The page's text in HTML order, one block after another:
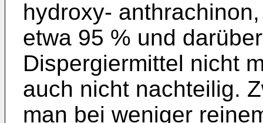
hydroxy-
etwa 95 % und
Dispergiermittel nicht
auch nicht nachteilig.
man bei weniger